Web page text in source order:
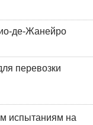
де-Жанейро
перевозки
испытаниям на